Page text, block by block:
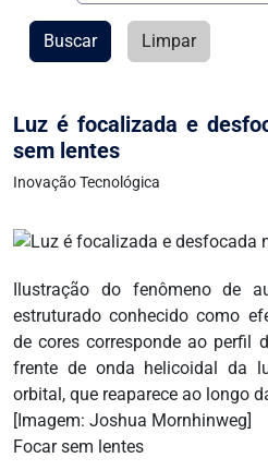
Luz é focalizada e
sem lentes
Inovação Tecnológica
Ilustração do fenômeno de
estruturado conhecido como
de cores corresponde ao perfil
frente de onda helicoidal da
orbital, que reaparece ao longo
[Imagem: Joshua Mornhinweg]
Focar sem lentes
Buscar Limpar